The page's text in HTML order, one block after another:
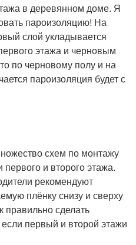
в деревянном доме. Я
пароизоляцию! На
слой укладывается
этажа и черновым
по черновому полу и на
пароизоляция будет с
схем по монтажу
и второго этажа.
рекомендуют
плёнку снизу и сверху
правильно сделать
первый и второй этажи